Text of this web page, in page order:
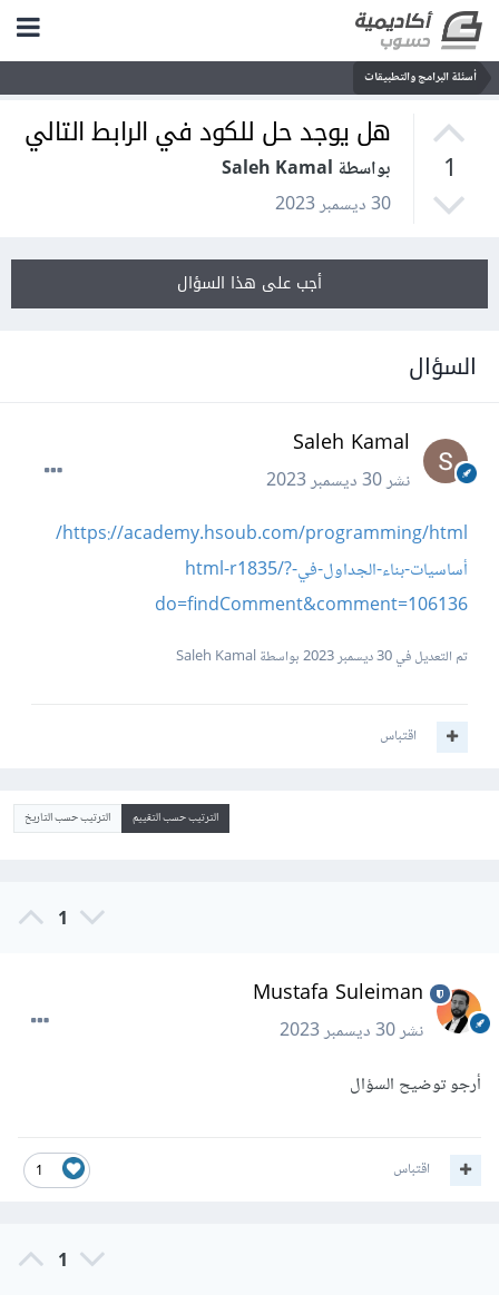
أسئلة البرامج والتطبيقات
1
هل يوجد حل للكود في الرابط التالي
بواسطة Saleh Kamal
30 ديسمبر 2023
أجب على هذا السؤال
السؤال
Saleh Kamal
نشر30 ديسمبر 2023
https://academy.hsoub.com/programming/html/
أساسيات-بناء-الجداول-في-html-r1835/?
do=findComment&comment=106136
تم التعديل في30 ديسمبر 2023 بواسطة Saleh Kamal
اقتباس
الترتيب حسب التقييم الترتيب حسب التاريخ
1
Mustafa Suleiman
نشر30 ديسمبر 2023
أرجو توضيح السؤال
1 اقتباس
1